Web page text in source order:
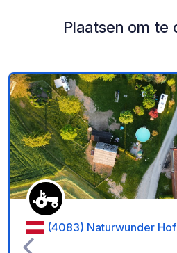
Plaatsen om te
(4083) Naturwunder Hof